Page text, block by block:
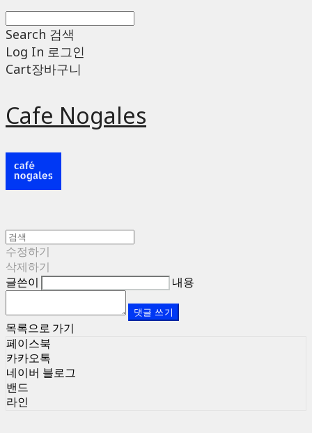
Search 검색
Log In 로그인
Cart장바구니
Cafe Nogales
수정하기
삭제하기
글쓴이
내용
댓글 쓰기
목록으로 가기
페이스북
카카오톡
네이버 블로그
밴드
라인